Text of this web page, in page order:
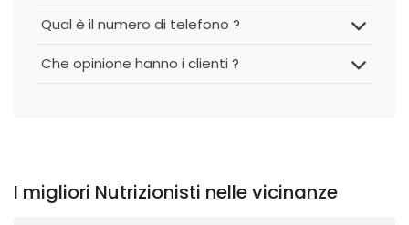
Qual è il numero di telefono ?
Che opinione hanno i clienti ?
I migliori Nutrizionisti nelle vicinanze